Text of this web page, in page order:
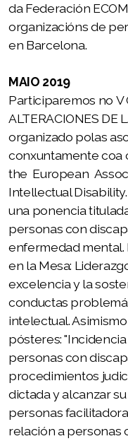
da Federación
organizacións de
en Barcelona.
MAIO 2019
Participaremos no V
ALTERACIONES DE
organizado polas
conxuntamente coa
the European
Intellectual
una ponencia
personas con
enfermedad mental.
en la Mesa:
excelencia y la
conductas
intelectual.
pósteres:
personas con
procedimientos
dictada y alcanzar
personas
relación a personas
II Xornadas IN.XURGA
con Discapacidade 2020
Xénero e Muller con
IV Xornadas
Xénero e Muller con
V Xornadas
xénero e muller con
Proxecto Observatorio
Proxecto Xustiza Con
Proxecto Amig@s da
Proxecto Muller en
Proxecto Persoas